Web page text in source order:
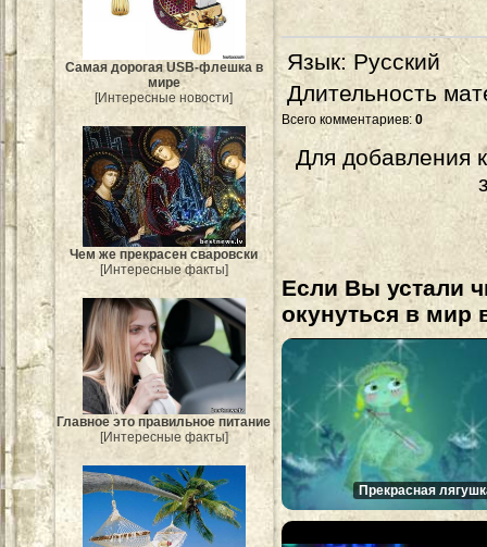
Самая дорогая USB-флешка в
мире
[Интересные новости]
Чем же прекрасен сваровски
[Интересные факты]
Главное это правильное питание
[Интересные факты]
Язык: Русский
Длительность
Всего комментариев: 0
Для добавления
Если Вы устали
окунуться в мир
Прекрасная